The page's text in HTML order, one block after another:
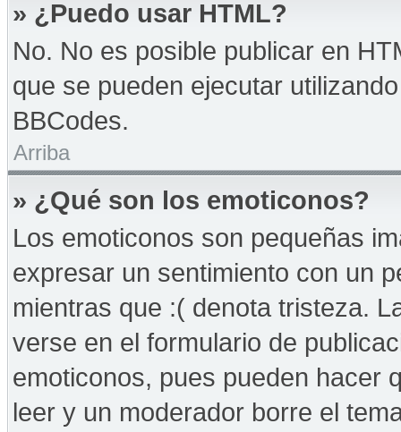
» ¿Puedo usar HTML?
No. No es posible publicar en
que se pueden ejecutar
BBCodes.
Arriba
» ¿Qué son los emoticonos?
Los emoticonos son pequeñas
expresar un sentimiento con un
mientras que :( denota tristeza.
verse en el formulario de
emoticonos, pues pueden hacer
leer y un moderador borre el